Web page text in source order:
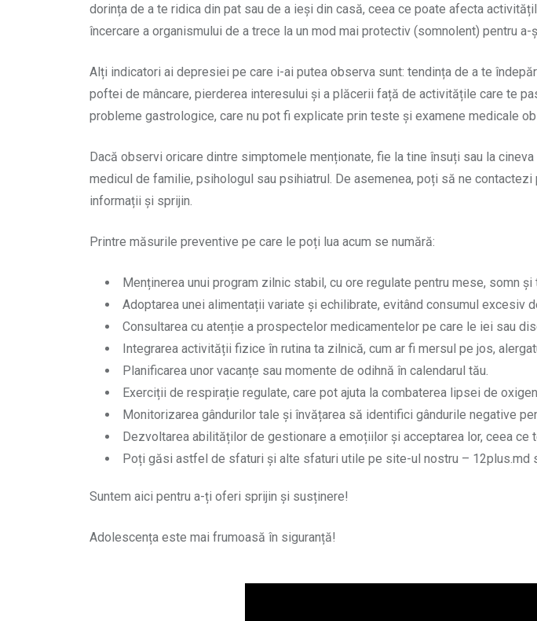
dorința de a te ridica din pat sau de a ieși din casă, ceea ce poate afecta
încercare a organismului de a trece la un mod mai protectiv (somnolent) pentru
Alți indicatori ai depresiei pe care i-ai putea observa sunt: tendința de a te
poftei de mâncare, pierderea interesului și a plăcerii față de activitățile care te
probleme gastrologice, care nu pot fi explicate prin teste și examene medicale
Dacă observi oricare dintre simptomele menționate, fie la tine însuți sau la
medicul de familie, psihologul sau psihiatrul. De asemenea, poți să ne
informații și sprijin.
Printre măsurile preventive pe care le poți lua acum se numără:
Menținerea unui program zilnic stabil, cu ore regulate pentru mese, somn și
Adoptarea unei alimentații variate și echilibrate, evitând consumul
Consultarea cu atenție a prospectelor medicamentelor pe care le iei sau
Integrarea activității fizice în rutina ta zilnică, cum ar fi mersul pe jos,
Planificarea unor vacanțe sau momente de odihnă în calendarul tău.
Exerciții de respirație regulate, care pot ajuta la combaterea lipsei de
Monitorizarea gândurilor tale și învățarea să identifici gândurile negative
Dezvoltarea abilităților de gestionare a emoțiilor și acceptarea lor, ceea
Poți găsi astfel de sfaturi și alte sfaturi utile pe site-ul nostru –
Suntem aici pentru a-ți oferi sprijin și susținere!
Adolescența este mai frumoasă în siguranță!